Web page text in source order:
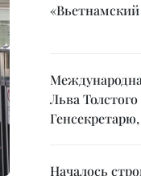
Льва
Началось